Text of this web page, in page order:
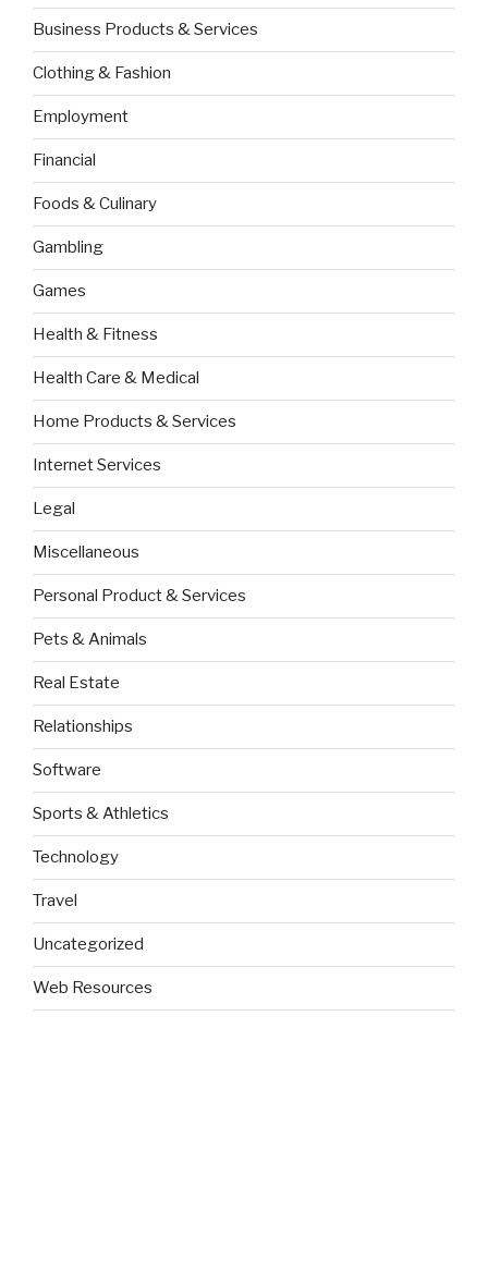
Business Products & Services
Clothing & Fashion
Employment
Financial
Foods & Culinary
Gambling
Games
Health & Fitness
Health Care & Medical
Home Products & Services
Internet Services
Legal
Miscellaneous
Personal Product & Services
Pets & Animals
Real Estate
Relationships
Software
Sports & Athletics
Technology
Travel
Uncategorized
Web Resources